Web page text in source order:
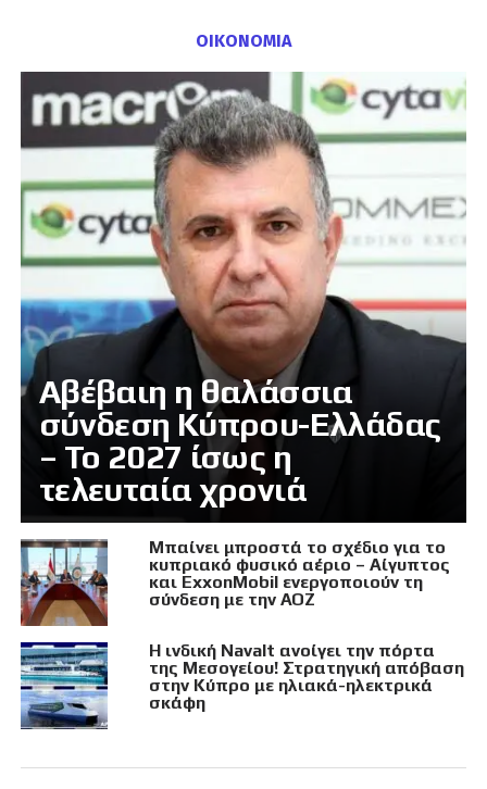
ΟΙΚΟΝΟΜΙΑ
Αβέβαιη η θαλάσσια
σύνδεση Κύπρου-Ελλάδας
– Το 2027 ίσως η
τελευταία χρονιά
Μπαίνει μπροστά το σχέδιο για το
κυπριακό φυσικό αέριο – Αίγυπτος
και ExxonMobil ενεργοποιούν τη
σύνδεση με την ΑΟΖ
Η ινδική Navalt ανοίγει την πόρτα
της Μεσογείου! Στρατηγική απόβαση
στην Κύπρο με ηλιακά-ηλεκτρικά
σκάφη